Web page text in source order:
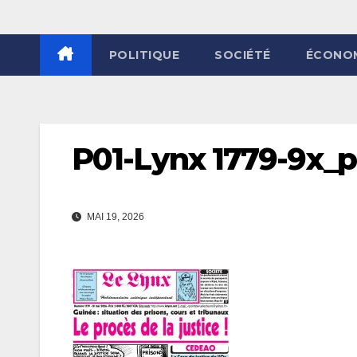
POLITIQUE SOCIÉTÉ
P01-Lynx 1779-
MAI 19, 2026